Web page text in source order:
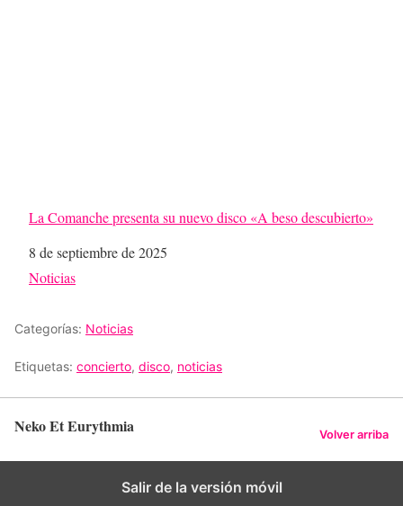
La Comanche presenta su nuevo disco «A beso descubierto»
Fecha
8 de septiembre de 2025
Respecto a
Noticias
Categorías: Noticias
Etiquetas: concierto, disco, noticias
Neko Et Eurythmia Volver arriba
Salir de la versión móvil